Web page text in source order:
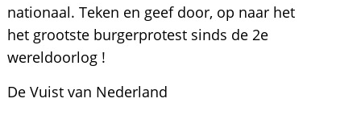
nationaal. Teken en geef door, op naar het
het grootste burgerprotest sinds de 2e
wereldoorlog !
De Vuist van Nederland